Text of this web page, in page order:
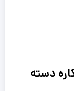
باتری و کابل شارژ 4 کاره دسته